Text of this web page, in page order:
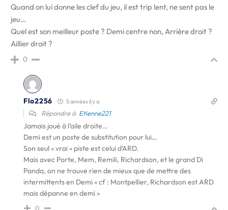
Quand on lui donne les clef du jeu, il est trip lent, ne sent pas le
jeu…
Quel est son meilleur poste ? Demi centre non, Arrière droit ?
Aillier droit ?
0
Flo2256 5 années il y a
Répondre à Etienne221
Jamais joué à l’aile droite…
Demi est un poste de substitution pour lui…
Son seul « vrai » piste est celui d’ARD.
Mais avec Porte, Mem, Remili, Richardson, et le grand Di
Panda, on ne trouve rien de mieux que de mettre des
intermittents en Demi « cf : Montpellier, Richardson est ARD
mais dépanne en demi »
0